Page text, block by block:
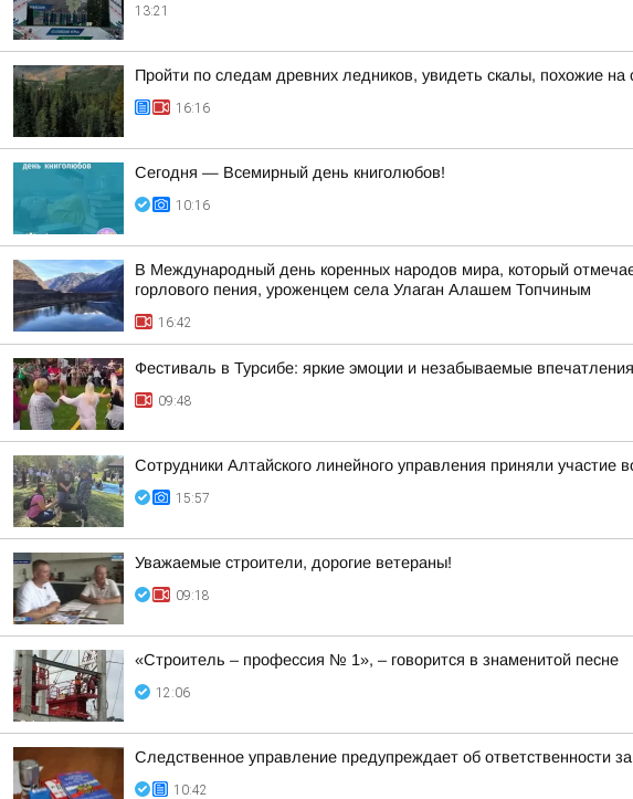
13:21
Пройти по следам древних ледников, увидеть скалы, похожие
16:16
Сегодня — Всемирный день книголюбов!
10:16
В Международный день коренных народов мира, который
горлового пения, уроженцем села Улаган Алашем Топчиным
16:42
Фестиваль в Турсибе: яркие эмоции и незабываемые
09:48
Сотрудники Алтайского линейного управления приняли участие
15:57
Уважаемые строители, дорогие ветераны!
09:18
«Строитель – профессия № 1», – говорится в знаменитой песне
12:06
Следственное управление предупреждает об ответственности
10:42